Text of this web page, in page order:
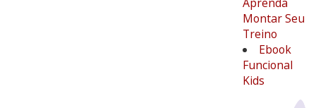
Montar Seu
Treino
Ebook
Funcional
Kids